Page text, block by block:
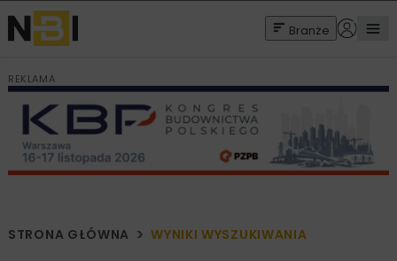
Branże
REKLAMA
STRONA GŁÓWNA WYNIKI WYSZUKIWANIA